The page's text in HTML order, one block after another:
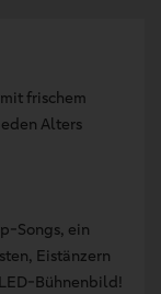
frischem
Alters
Songs, ein
Eistänzern
Bühnenbild!